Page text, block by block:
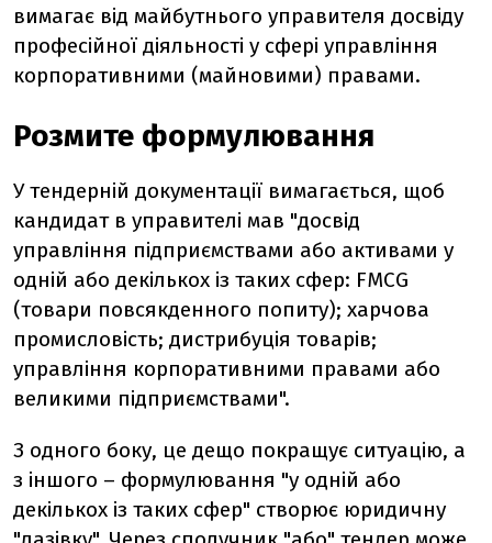
вимагає від майбутнього управителя досвіду
професійної діяльності у сфері управління
корпоративними (майновими) правами.
Розмите формулювання
У тендерній документації вимагається, щоб
кандидат в управителі мав "досвід
управління підприємствами або активами у
одній або декількох із таких сфер: FMCG
(товари повсякденного попиту); харчова
промисловість; дистрибуція товарів;
управління корпоративними правами або
великими підприємствами".
З одного боку, це дещо покращує ситуацію, а
з іншого – формулювання "у одній або
декількох із таких сфер" створює юридичну